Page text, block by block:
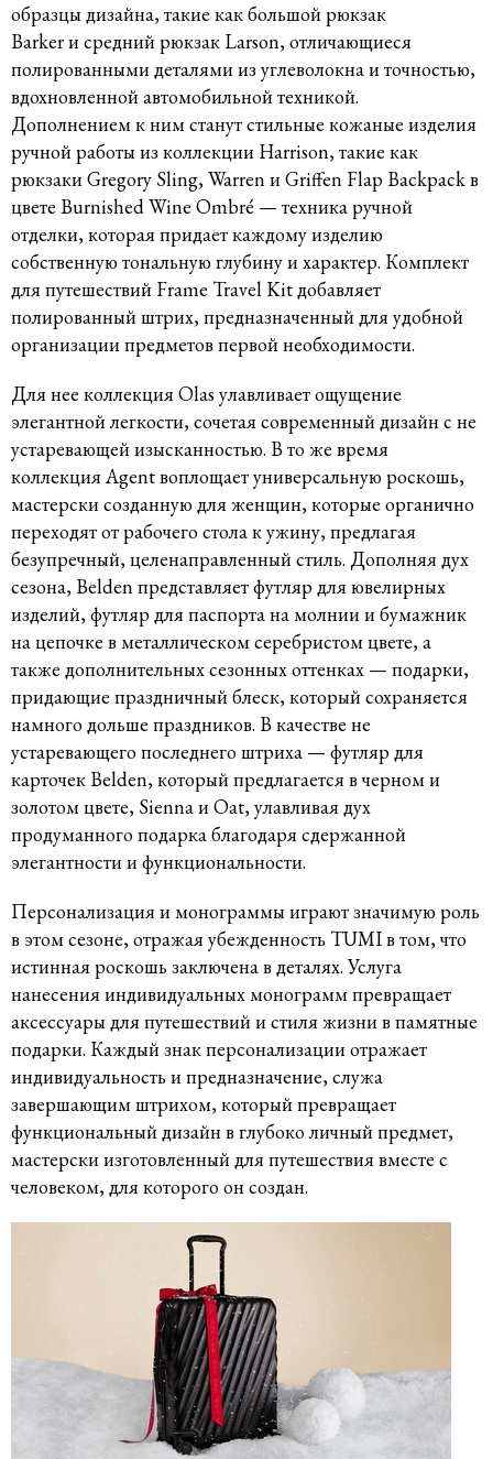
образцы дизайна, такие как большой рюкзак
Barker и средний рюкзак Larson, отличающиеся
полированными деталями из углеволокна и точностью,
вдохновленной автомобильной техникой.
Дополнением к ним станут стильные кожаные изделия
ручной работы из коллекции Harrison, такие как
рюкзаки Gregory Sling, Warren и Griffen Flap Backpack в
цвете Burnished Wine Ombré — техника ручной
отделки, которая придает каждому изделию
собственную тональную глубину и характер. Комплект
для путешествий Frame Travel Kit добавляет
полированный штрих, предназначенный для удобной
организации предметов первой необходимости.
Для нее коллекция Olas улавливает ощущение
элегантной легкости, сочетая современный дизайн с не
устаревающей изысканностью. В то же время
коллекция Agent воплощает универсальную роскошь,
мастерски созданную для женщин, которые органично
переходят от рабочего стола к ужину, предлагая
безупречный, целенаправленный стиль. Дополняя дух
сезона, Belden представляет футляр для ювелирных
изделий, футляр для паспорта на молнии и бумажник
на цепочке в металлическом серебристом цвете, а
также дополнительных сезонных оттенках — подарки,
придающие праздничный блеск, который сохраняется
намного дольше праздников. В качестве не
устаревающего последнего штриха — футляр для
карточек Belden, который предлагается в черном и
золотом цвете, Sienna и Oat, улавливая дух
продуманного подарка благодаря сдержанной
элегантности и функциональности.
Персонализация и монограммы играют значимую роль
в этом сезоне, отражая убежденность TUMI в том, что
истинная роскошь заключена в деталях. Услуга
нанесения индивидуальных монограмм превращает
аксессуары для путешествий и стиля жизни в памятные
подарки. Каждый знак персонализации отражает
индивидуальность и предназначение, служа
завершающим штрихом, который превращает
функциональный дизайн в глубоко личный предмет,
мастерски изготовленный для путешествия вместе с
человеком, для которого он создан.